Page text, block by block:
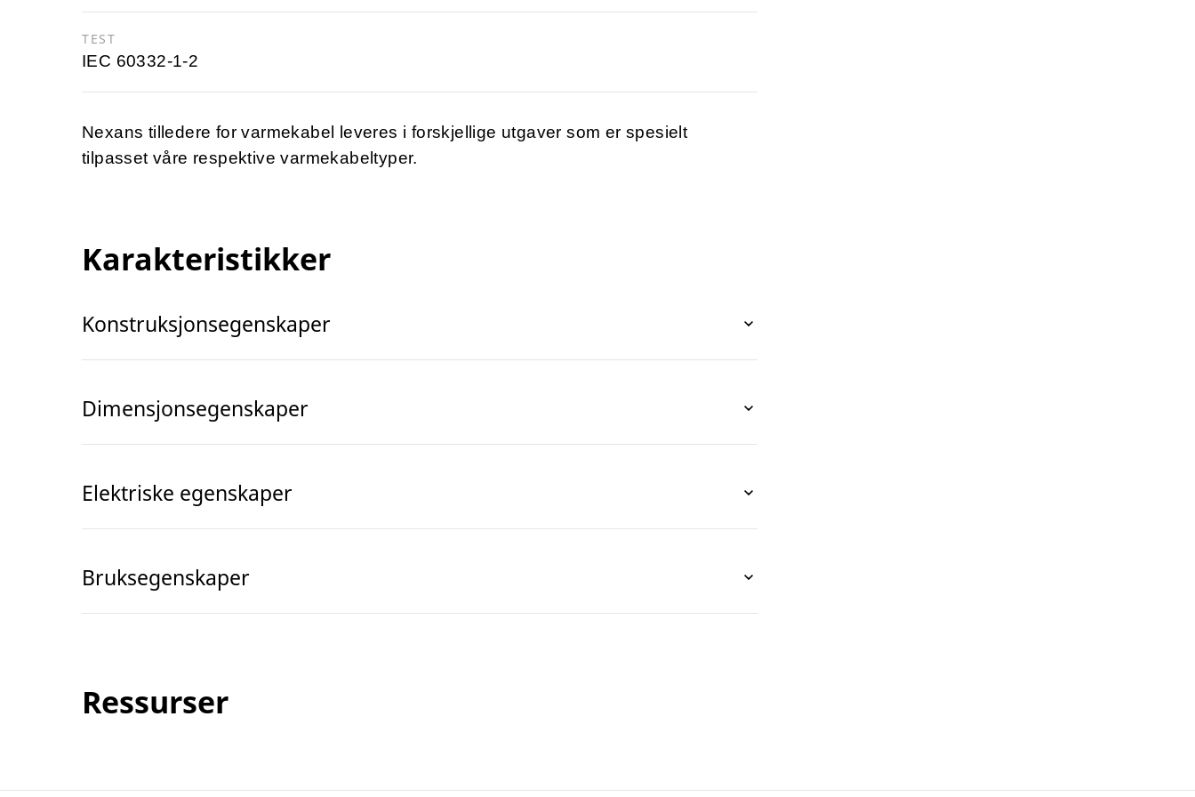
TEST
IEC 60332-1-2
Nexans tilledere for varmekabel leveres i forskjellige utgaver som er spesielt
tilpasset våre respektive varmekabeltyper.
Karakteristikker
Konstruksjonsegenskaper
Dimensjonsegenskaper
Elektriske egenskaper
Bruksegenskaper
Ressurser